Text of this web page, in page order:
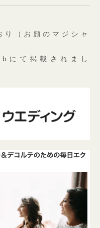
（お顔のマジシャ
にて掲載されまし